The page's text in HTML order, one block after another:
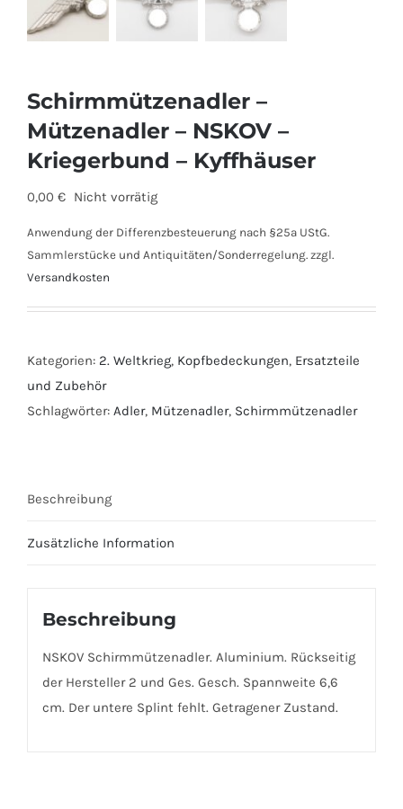
Schirmmützenadler –
Mützenadler – NSKOV –
Kriegerbund – Kyffhäuser
0,00 € Nicht vorrätig
Anwendung der Differenzbesteuerung nach §25a UStG.
Sammlerstücke und Antiquitäten/Sonderregelung. zzgl.
Versandkosten
Kategorien: 2. Weltkrieg, Kopfbedeckungen, Ersatzteile
und Zubehör
Schlagwörter: Adler, Mützenadler, Schirmmützenadler
Beschreibung
Zusätzliche Information
Beschreibung
NSKOV Schirmmützenadler. Aluminium. Rückseitig
der Hersteller 2 und Ges. Gesch. Spannweite 6,6
cm. Der untere Splint fehlt. Getragener Zustand.